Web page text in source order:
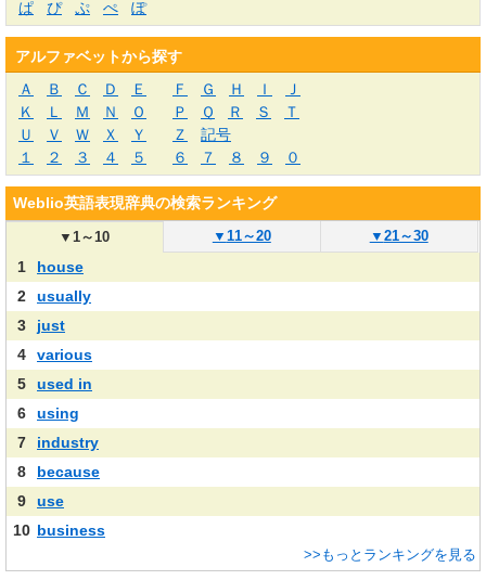
ぱ ぴ ぷ ぺ ぽ
アルファベットから探す
Ａ
Ｂ Ｃ Ｄ Ｅ Ｆ Ｇ Ｈ Ｉ
Ｊ
Ｋ
Ｌ Ｍ Ｎ Ｏ Ｐ Ｑ Ｒ Ｓ
Ｔ
Ｕ
Ｖ Ｗ Ｘ Ｙ Ｚ
記号
１
２ ３ ４ ５ ６ ７ ８ ９ ０
Weblio英語表現辞典の検索ランキング
▼1～10 ▼ 11～20 ▼ 21～30
1
house
2
usually
3
just
4
various
5
used in
6
using
7
industry
8
because
9
use
10 business
>>もっとランキングを見る